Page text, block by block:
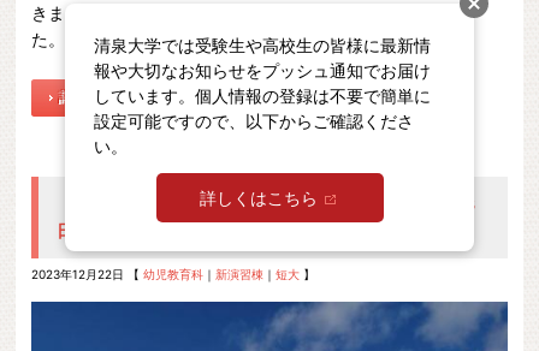
きました。 後日、完成したツリーを見てとても感動しまし
た。
【Cristina館（保育演習棟）建設の今】2023年12月13
日 演習棟の中は。。
2023年12月22日 【幼児教育科 ｜新演習棟 ｜短大 】
清泉大学では受験生や高校生の皆様に最新情
報や大切なお知らせをプッシュ通知でお届け
しています。個人情報の登録は不要で簡単に
設定可能ですので、以下からご確認くださ
い。
詳しくはこちら